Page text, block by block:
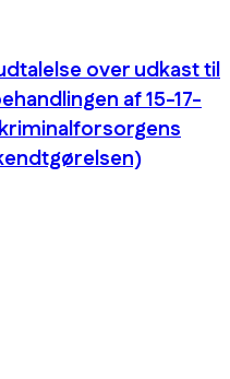
over udkast til
af 15-17-